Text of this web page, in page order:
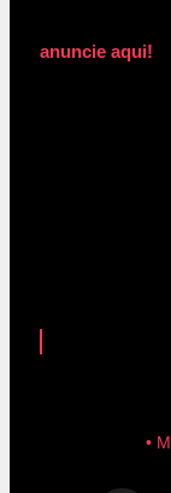
anuncie aqui!
•